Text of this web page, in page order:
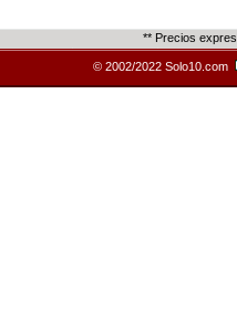
** Precios
© 2002/2022 Solo10.com